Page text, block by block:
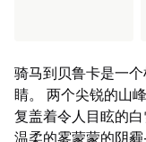
骑马到贝鲁卡是一
睛。 两个尖锐的山
复盖着令人目眩的
温柔的雾蒙蒙的阴